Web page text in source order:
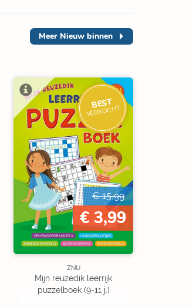
Meer Nieuw binnen
BEST
VERKOCHT
€ 15,99
€ 3,99
ZNU
Mijn reuzedik leerrijk
puzzelboek (9-11 j.)